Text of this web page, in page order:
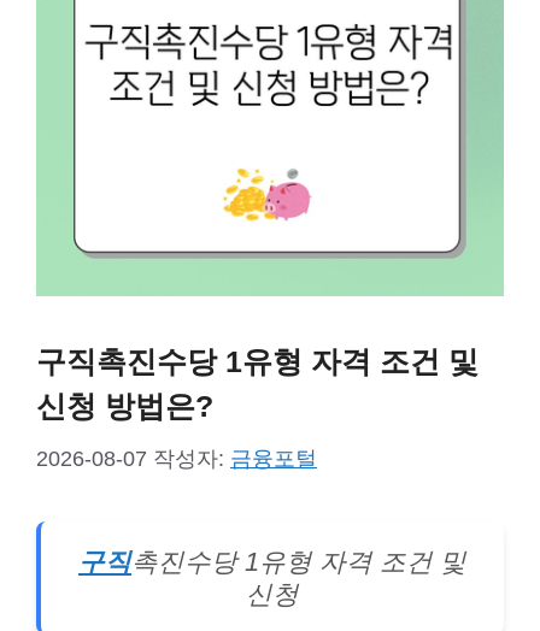
구직촉진수당 1유형 자격 조건 및
신청 방법은?
2026-08-07 작성자: 금융포털
구직촉진수당 1유형 자격 조건 및
신청